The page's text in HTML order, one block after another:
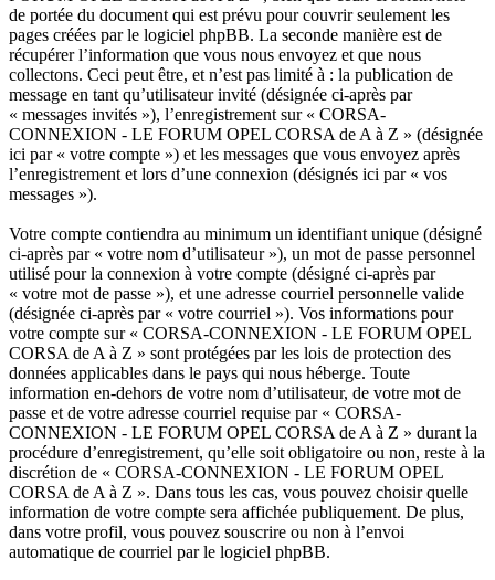
de portée du document qui est prévu pour couvrir seulement les
pages créées par le logiciel phpBB. La seconde manière est de
récupérer l’information que vous nous envoyez et que nous
collectons. Ceci peut être, et n’est pas limité à : la publication de
message en tant qu’utilisateur invité (désignée ci-après par
« messages invités »), l’enregistrement sur « CORSA-
CONNEXION - LE FORUM OPEL CORSA de A à Z » (désignée
ici par « votre compte ») et les messages que vous envoyez après
l’enregistrement et lors d’une connexion (désignés ici par « vos
messages »).
Votre compte contiendra au minimum un identifiant unique (désigné
ci-après par « votre nom d’utilisateur »), un mot de passe personnel
utilisé pour la connexion à votre compte (désigné ci-après par
« votre mot de passe »), et une adresse courriel personnelle valide
(désignée ci-après par « votre courriel »). Vos informations pour
votre compte sur « CORSA-CONNEXION - LE FORUM OPEL
CORSA de A à Z » sont protégées par les lois de protection des
données applicables dans le pays qui nous héberge. Toute
information en-dehors de votre nom d’utilisateur, de votre mot de
passe et de votre adresse courriel requise par « CORSA-
CONNEXION - LE FORUM OPEL CORSA de A à Z » durant la
procédure d’enregistrement, qu’elle soit obligatoire ou non, reste à la
discrétion de « CORSA-CONNEXION - LE FORUM OPEL
CORSA de A à Z ». Dans tous les cas, vous pouvez choisir quelle
information de votre compte sera affichée publiquement. De plus,
dans votre profil, vous pouvez souscrire ou non à l’envoi
automatique de courriel par le logiciel phpBB.